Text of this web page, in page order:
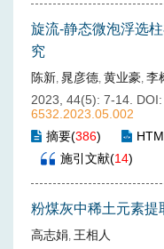
旋流-静态微泡浮选
究
陈新, 晁彦德, 黄业豪, 李
2023, 44(5): 7-14. DOI:
6532.2023.05.002
摘要(386)
施引文献(14)
粉煤灰中稀土元素提
高志娟, 王相人